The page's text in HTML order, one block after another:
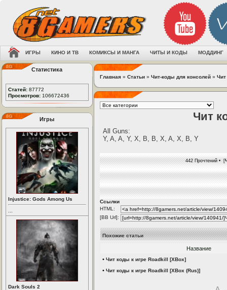
ИГРЫ КИНО И ТВ КОМИКСЫ И МАНГА ЧИТЫ И КОДЫ МОДДИНГ
Статистика
Статей: 87772
Просмотров: 106672436
Игры
Injustice: Gods Among Us
Dark Souls 2
Главная » Статьи » Чит-коды для консолей » Чит
Чит
All Guns:
Y, A, A, Y, X, B, B, X, A, X, B, Y
442 Прочтений • [
Ссылки
HTML:
[BB Url]:
Похожие статьи
Название
• Чит коды к игре Roadkill [XBox]
• Чит коды к игре Roadkill [XBox (Rus)]